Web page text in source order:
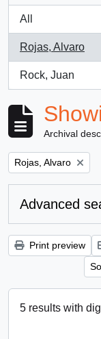
All
Rojas, Alvaro
, 5 results
Rock, Juan
, 1 results
Archival
Remove filter:
Rojas, Alvaro
Advanced
Print preview
5 results with